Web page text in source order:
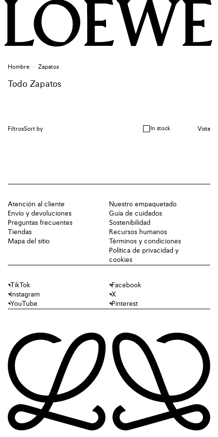
Hombre Zapatos
Todo Zapatos
FiltrosSort by In stock Vista
Atención al cliente
Envío y devoluciones
Preguntas frecuentes
Tiendas
Mapa del sitio
Nuestro empaquetado
Guía de cuidados
Sostenibilidad
Recursos humanos
Términos y condiciones
Política de privacidad y
cookies
TikTok
Facebook
Instagram
X
YouTube
Pinterest